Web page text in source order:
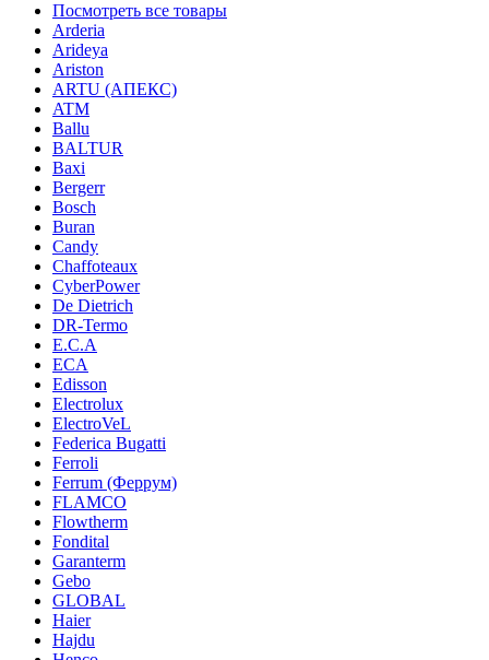
Посмотреть все товары
Arderia
Arideya
Ariston
ARTU (АПЕКС)
ATM
Ballu
BALTUR
Baxi
Bergerr
Bosch
Buran
Candy
Chaffoteaux
CyberPower
De Dietrich
DR-Termo
E.C.A
ECA
Edisson
Electrolux
ElectroVeL
Federica Bugatti
Ferroli
Ferrum (Феррум)
FLAMCO
Flowtherm
Fondital
Garanterm
Gebo
GLOBAL
Haier
Hajdu